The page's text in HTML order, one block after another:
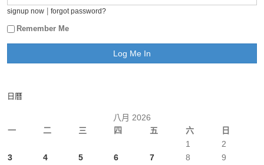
signup now forgot password?
Remember Me
日曆
八月 2026
一
二 三 四 五 六 日
1
2
3
4 5 6 7 8
9